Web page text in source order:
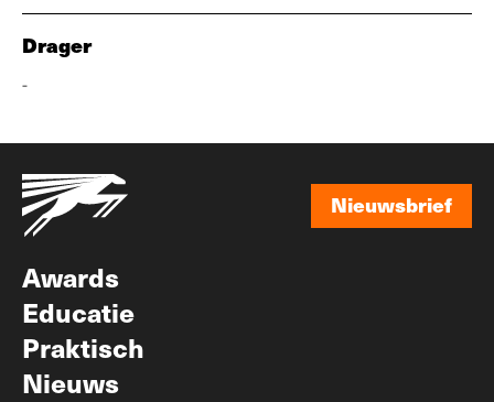
Drager
-
Nieuwsbrief
Awards
Educatie
Praktisch
Nieuws